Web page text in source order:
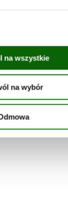
na wszystkie
na wybór